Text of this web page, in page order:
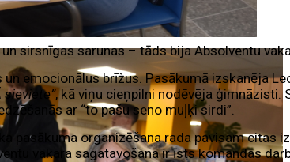
sirsnīgas sarunas – tāds bija Absolventu
emocionālus brīžus. Pasākumā izskanēja
sieviete”, kā viņu cieņpilni nodēvēja ģimnāzisti.
ar “to pašu seno muļķi sirdi”.
pasākuma organizēšana rada pavisam citas
vakara sagatavošana ir īsts komandas